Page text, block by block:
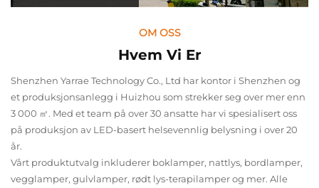
OM OSS
Hvem Vi Er
Shenzhen Yarrae Technology Co., Ltd har kontor i Shenzhen og
et produksjonsanlegg i Huizhou som strekker seg over mer enn
3 000 ㎡. Med et team på over 30 ansatte har vi spesialisert oss
på produksjon av LED-basert helsevennlig belysning i over 20
år.
Vårt produktutvalg inkluderer boklamper, nattlys, bordlamper,
vegglamper, gulvlamper, rødt lys-terapilamper og mer. Alle